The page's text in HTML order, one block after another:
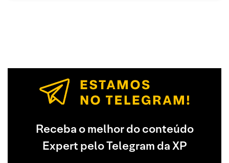
Receba o melhor do conteúdo
Expert pelo Telegram da XP